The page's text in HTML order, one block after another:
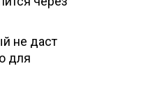
не даст
для